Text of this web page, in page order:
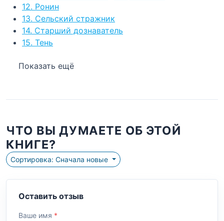
12. Ронин
13. Сельский стражник
14. Старший дознаватель
15. Тень
Показать ещё
ЧТО ВЫ ДУМАЕТЕ ОБ ЭТОЙ
КНИГЕ?
Сортировка: Сначала новые
Оставить отзыв
Ваше имя *